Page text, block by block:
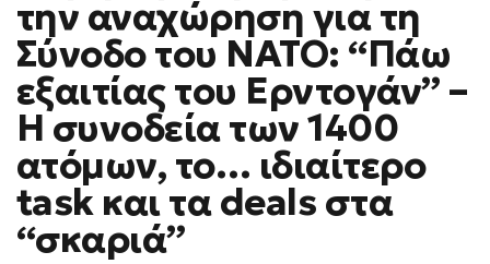
ΠΡΙΝ
ΤΗΝ
ΑΝΑΧΏΡΗΣΗ
ΓΙΑ
ΤΗ
ΣΎΝΟΔΟ
ΝΑΤΟ:
ΕΞΑΙΤΊΑΣ
ΤΟΥ
ΕΡΝΤΟΓΆΝ”
την αναχώρηση για τη
Σύνοδο του ΝΑΤΟ: “Πάω
εξαιτίας του Ερντογάν” –
Η συνοδεία των 1400
ατόμων, το… ιδιαίτερο
task και τα deals στα
“σκαριά”